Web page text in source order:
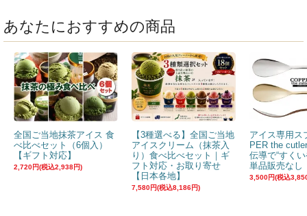
あなたにおすすめの商品
全国ご当地抹茶アイス 食
べ比べセット（6個入）
【ギフト対応】
2,720円(税込2,938円)
【3種選べる】全国ご当地
アイスクリーム（抹茶入
り）食べ比べセット｜ギ
フト対応・お取り寄せ
【日本各地】
7,580円(税込8,186円)
アイス専用ス
PER the
伝導で“すく
単品販売なし
3,500円(税込